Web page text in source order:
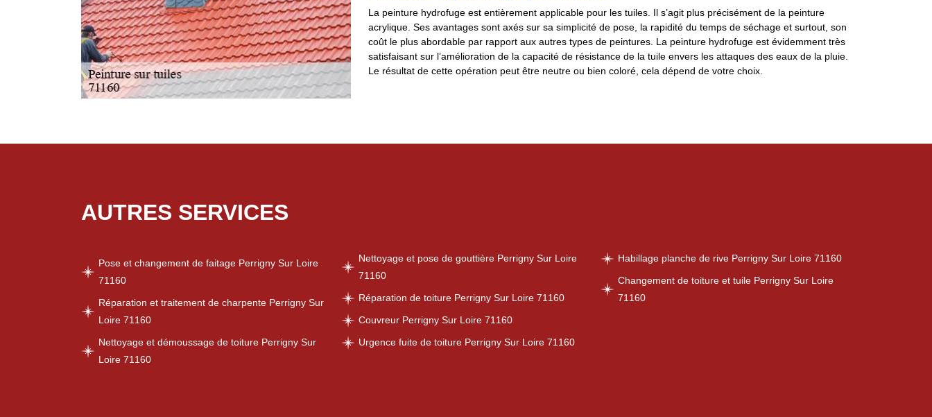
La peinture hydrofuge est entièrement applicable pour les tuiles. Il s’agit plus précisément de la peinture
acrylique. Ses avantages sont axés sur sa simplicité de pose, la rapidité du temps de séchage et surtout, son
coût le plus abordable par rapport aux autres types de peintures. La peinture hydrofuge est évidemment très
satisfaisant sur l’amélioration de la capacité de résistance de la tuile envers les attaques des eaux de la pluie.
Le résultat de cette opération peut être neutre ou bien coloré, cela dépend de votre choix.
AUTRES SERVICES
Pose et changement de faitage Perrigny Sur Loire
71160
Réparation et traitement de charpente Perrigny Sur
Loire 71160
Nettoyage et démoussage de toiture Perrigny Sur
Loire 71160
Nettoyage et pose de gouttière Perrigny Sur Loire
71160
Réparation de toiture Perrigny Sur Loire 71160
Couvreur Perrigny Sur Loire 71160
Urgence fuite de toiture Perrigny Sur Loire 71160
Habillage planche de rive Perrigny Sur Loire 71160
Changement de toiture et tuile Perrigny Sur Loire
71160